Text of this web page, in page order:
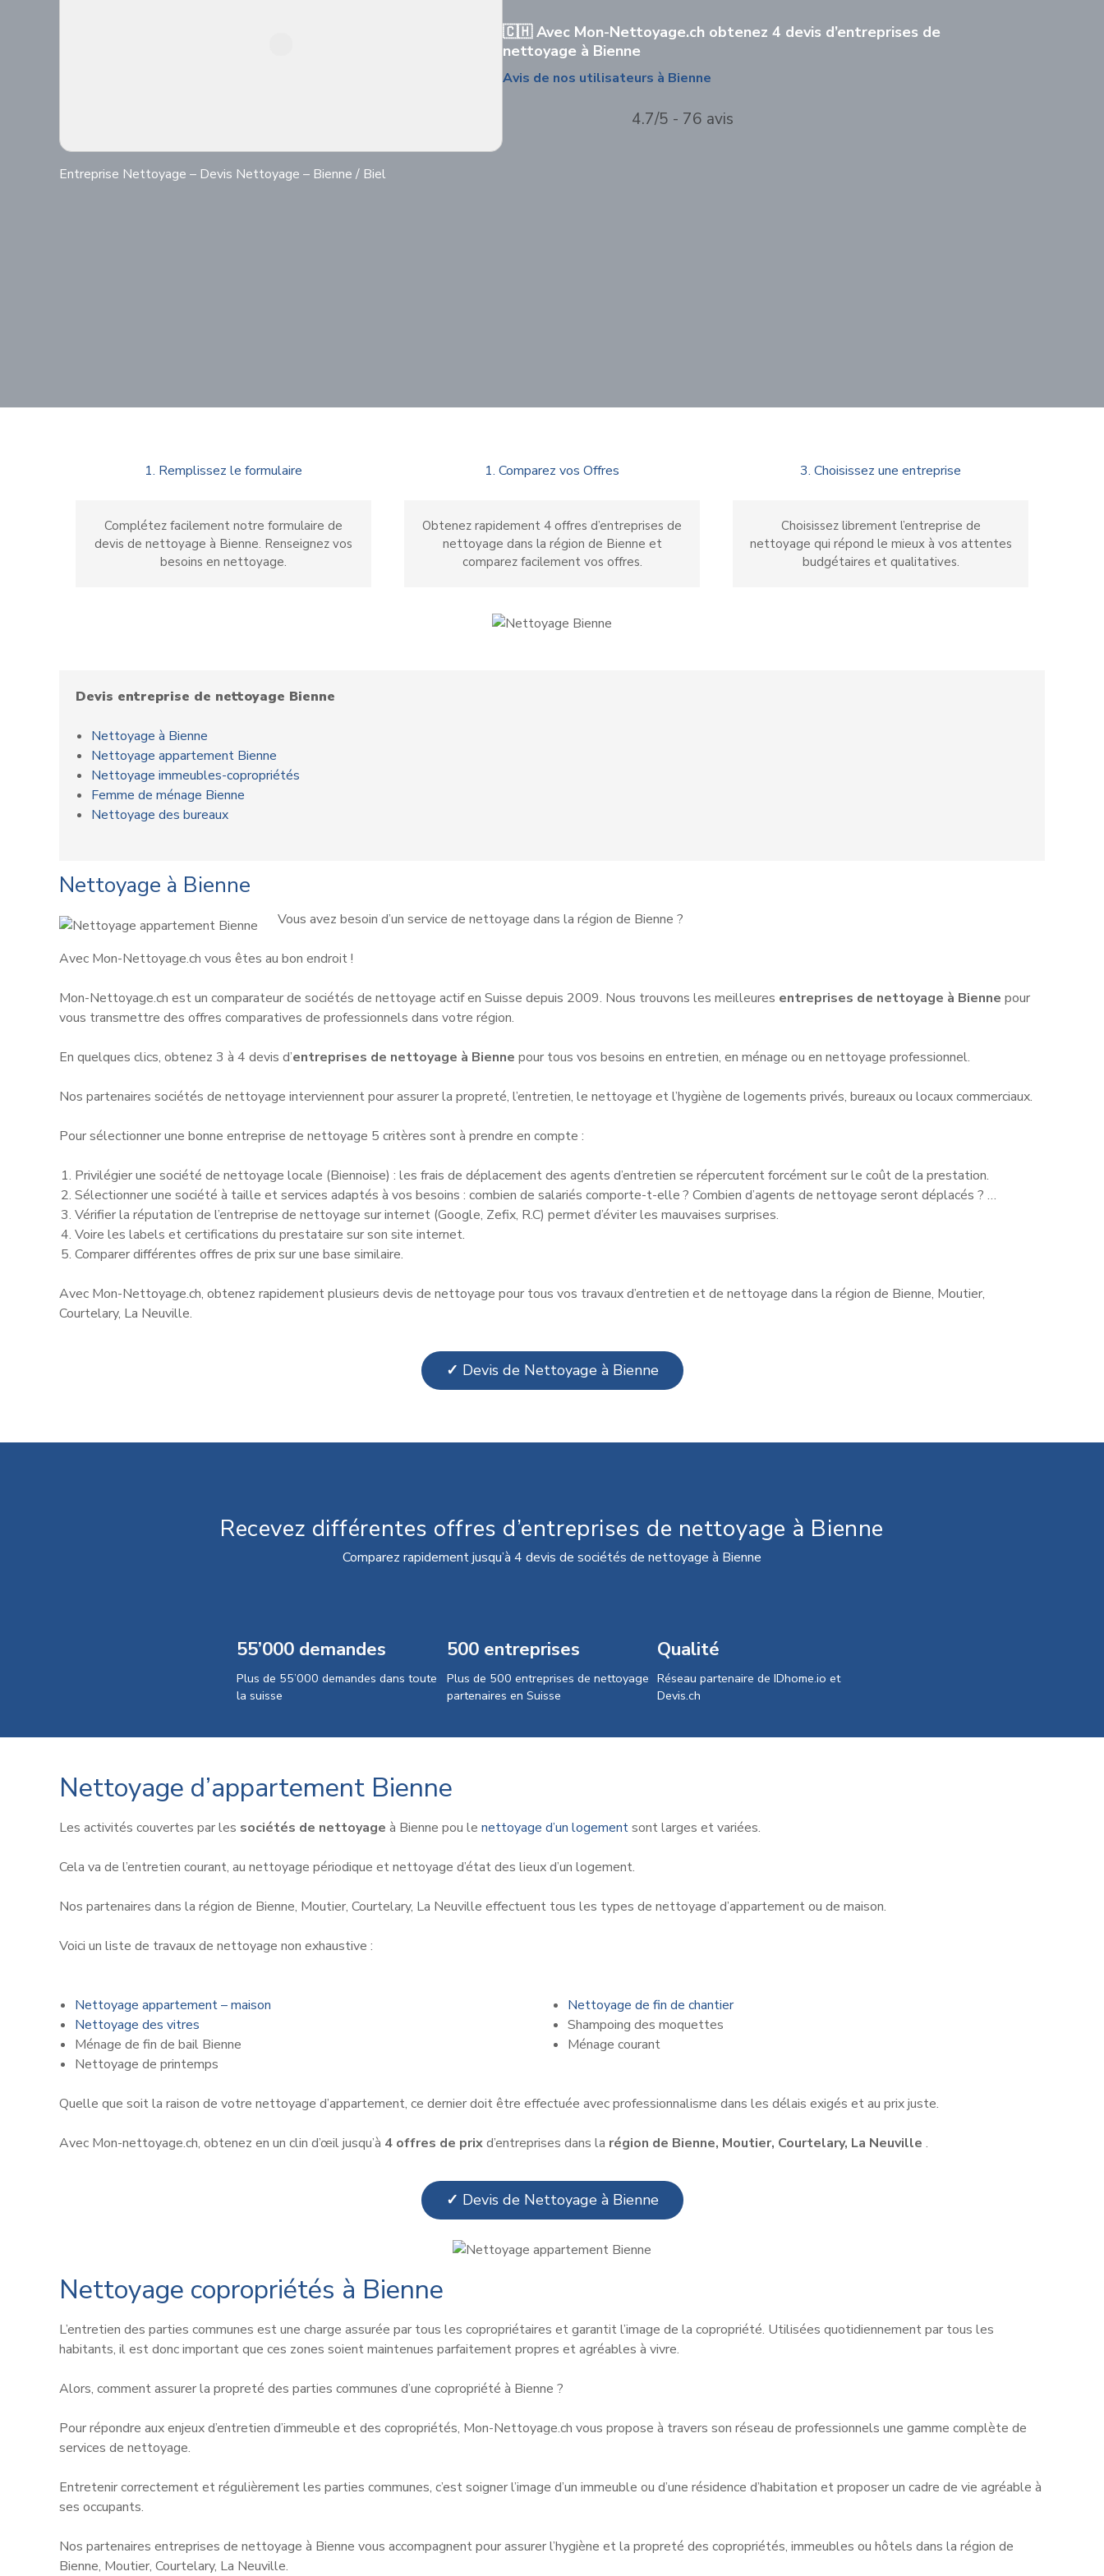
Entreprise Nettoyage – Devis Nettoyage – Bienne / Biel
🇨🇭 Avec Mon-Nettoyage.ch obtenez 4 devis d’entreprises de
nettoyage à Bienne
Avis de nos utilisateurs à Bienne
4.7/5 - 76 avis
1. Remplissez le formulaire
Complétez facilement notre formulaire de
devis de nettoyage à Bienne. Renseignez vos
besoins en nettoyage.
1. Comparez vos Offres
Obtenez rapidement 4 offres d’entreprises de
nettoyage dans la région de Bienne et
comparez facilement vos offres.
3. Choisissez une entreprise
Choisissez librement l’entreprise de
nettoyage qui répond le mieux à vos attentes
budgétaires et qualitatives.
Devis entreprise de nettoyage Bienne
Nettoyage à Bienne
Nettoyage appartement Bienne
Nettoyage immeubles-copropriétés
Femme de ménage Bienne
Nettoyage des bureaux
Nettoyage à Bienne
Vous avez besoin d’un service de nettoyage dans la région de Bienne ?
Avec Mon-Nettoyage.ch vous êtes au bon endroit !
Mon-Nettoyage.ch est un comparateur de sociétés de nettoyage actif en Suisse depuis 2009. Nous trouvons les meilleures entreprises de nettoyage à Bienne pour
vous transmettre des offres comparatives de professionnels dans votre région.
En quelques clics, obtenez 3 à 4 devis d’entreprises de nettoyage à Bienne pour tous vos besoins en entretien, en ménage ou en nettoyage professionnel.
Nos partenaires sociétés de nettoyage interviennent pour assurer la propreté, l’entretien, le nettoyage et l’hygiène de logements privés, bureaux ou locaux commerciaux.
Pour sélectionner une bonne entreprise de nettoyage 5 critères sont à prendre en compte :
Privilégier une société de nettoyage locale (Biennoise) : les frais de déplacement des agents d’entretien se répercutent forcément sur le coût de la prestation.
Sélectionner une société à taille et services adaptés à vos besoins : combien de salariés comporte-t-elle ? Combien d’agents de nettoyage seront déplacés ? …
Vérifier la réputation de l’entreprise de nettoyage sur internet (Google, Zefix, R.C) permet d’éviter les mauvaises surprises.
Voire les labels et certifications du prestataire sur son site internet.
Comparer différentes offres de prix sur une base similaire.
Avec Mon-Nettoyage.ch, obtenez rapidement plusieurs devis de nettoyage pour tous vos travaux d’entretien et de nettoyage dans la région de Bienne, Moutier,
Courtelary, La Neuville.
✓ Devis de Nettoyage à Bienne
Recevez différentes offres d’entreprises de nettoyage à Bienne
Comparez rapidement jusqu’à 4 devis de sociétés de nettoyage à Bienne
55’000 demandes
Plus de 55’000 demandes dans toute
la suisse
500 entreprises
Plus de 500 entreprises de nettoyage
partenaires en Suisse
Qualité
Réseau partenaire de IDhome.io et
Devis.ch
Nettoyage d’appartement Bienne
Les activités couvertes par les sociétés de nettoyage à Bienne pou le nettoyage d’un logementsont larges et variées.
Cela va de l’entretien courant, au nettoyage périodique et nettoyage d’état des lieux d’un logement.
Nos partenaires dans la région de Bienne, Moutier, Courtelary, La Neuville effectuent tous les types de nettoyage d’appartement ou de maison.
Voici un liste de travaux de nettoyage non exhaustive :
Nettoyage appartement – maison
Nettoyage des vitres
Ménage de fin de bail Bienne
Nettoyage de printemps
Nettoyage de fin de chantier
Shampoing des moquettes
Ménage courant
Quelle que soit la raison de votre nettoyage d’appartement, ce dernier doit être effectuée avec professionnalisme dans les délais exigés et au prix juste.
Avec Mon-nettoyage.ch, obtenez en un clin d’œil jusqu’à 4 offres de prixd’entreprises dans la région de Bienne, Moutier, Courtelary, La Neuville .
✓ Devis de Nettoyage à Bienne
Nettoyage copropriétés à Bienne
L’entretien des parties communes est une charge assurée par tous les copropriétaires et garantit l’image de la copropriété. Utilisées quotidiennement par tous les
habitants, il est donc important que ces zones soient maintenues parfaitement propres et agréables à vivre.
Alors, comment assurer la propreté des parties communes d’une copropriété à Bienne ?
Pour répondre aux enjeux d’entretien d’immeuble et des copropriétés, Mon-Nettoyage.ch vous propose à travers son réseau de professionnels une gamme complète de
services de nettoyage.
Entretenir correctement et régulièrement les parties communes, c’est soigner l’image d’un immeuble ou d’une résidence d’habitation et proposer un cadre de vie agréable à
ses occupants.
Nos partenaires entreprises de nettoyage à Bienne vous accompagnent pour assurer l’hygiène et la propreté des copropriétés, immeubles ou hôtels dans la région de
Bienne, Moutier, Courtelary, La Neuville.